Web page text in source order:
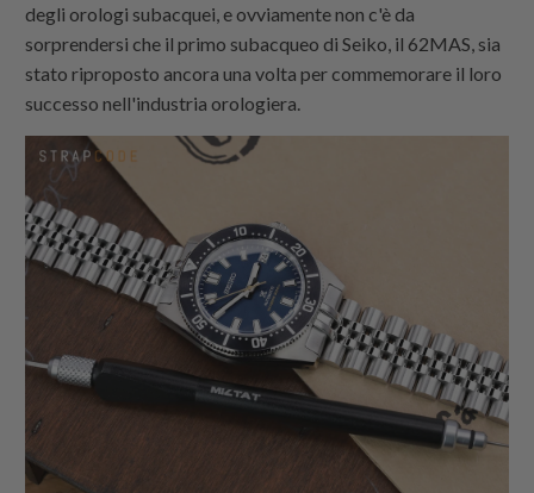
degli orologi subacquei, e ovviamente non c'è da
sorprendersi che il primo subacqueo di Seiko, il 62MAS, sia
stato riproposto ancora una volta per commemorare il loro
successo nell'industria orologiera.